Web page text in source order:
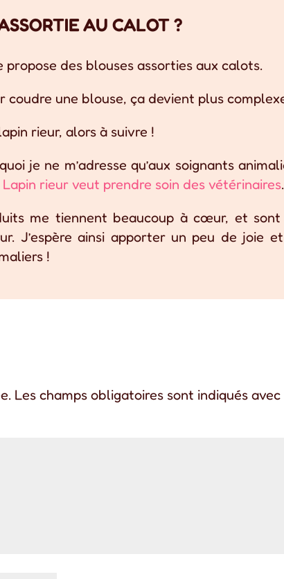
AU CALOT ?
des blouses assorties aux calots.
coudre une blouse, ça devient plus
rieur, alors à suivre !
je ne m’adresse qu’aux soignants
rieur veut prendre soin des vétérinaires.
me tiennent beaucoup à cœur, et
J’espère ainsi apporter un peu de joie
!
Les champs obligatoires sont indiqués avec